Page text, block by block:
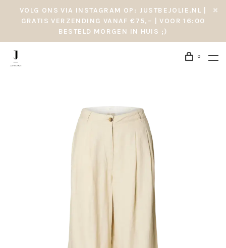
VOLG ONS VIA INSTAGRAM OP: JUSTBEJOLIE.NL |
GRATIS VERZENDING VANAF €75,– | VOOR 16:00
BESTELD MORGEN IN HUIS ;)
0